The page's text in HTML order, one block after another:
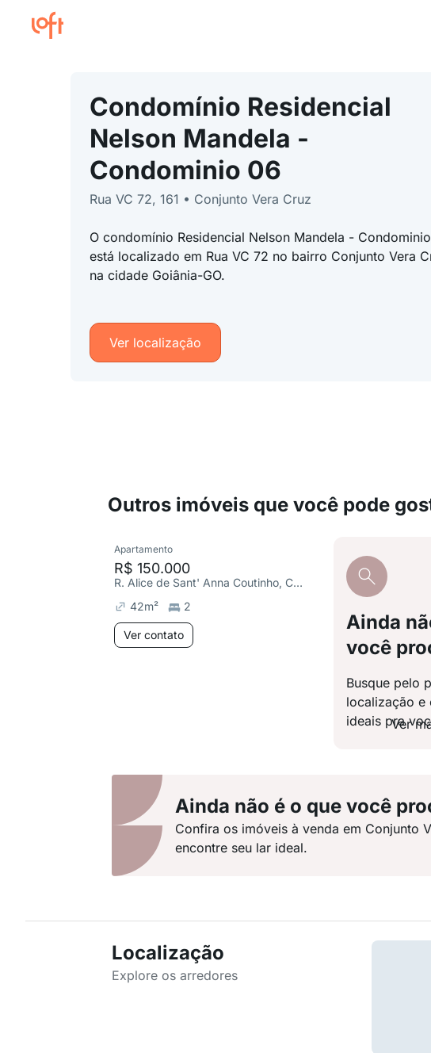
Condomínio Residencial
Nelson Mandela -
Condominio 06
Rua VC 72, 161 • Conjunto Vera Cruz
O condomínio Residencial Nelson Mandela -
está localizado em Rua VC 72 no bairro Conjunto Vera
na cidade Goiânia-GO.
Ver localização
Outros imóveis que você pode
Apartamento
R$ 150.000
R. Alice de Sant' Anna Coutinho, Conjunto Vera Cruz
42m² 2
Ver contato
Ainda
você
Busque pelo
localização e
ideais pra
Ver
Ainda não é o que você
Confira os imóveis à venda em Conjunto
encontre seu lar ideal.
Localização
Explore os arredores